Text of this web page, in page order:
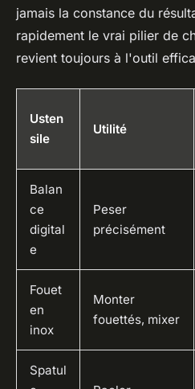
jamais la constance du
rapidement le vrai pilier de
revient toujours à l'outil
Usten
sile
Utilité
Balan
ce
digital
e
Peser
précisément
Fouet
en
inox
Monter
fouettés, mixer
Spatul